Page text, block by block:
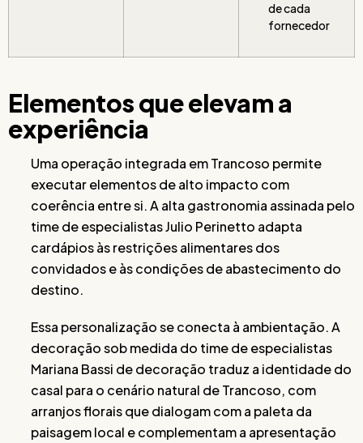
de cada
fornecedor
Elementos que elevam a
experiência
Uma operação integrada em Trancoso permite
executar elementos de alto impacto com
coerência entre si. A alta gastronomia assinada pelo
time de especialistas Julio Perinetto adapta
cardápios às restrições alimentares dos
convidados e às condições de abastecimento do
destino.
Essa personalização se conecta à ambientação. A
decoração sob medida do time de especialistas
Mariana Bassi de decoração traduz a identidade do
casal para o cenário natural de Trancoso, com
arranjos florais que dialogam com a paleta da
paisagem local e complementam a apresentação